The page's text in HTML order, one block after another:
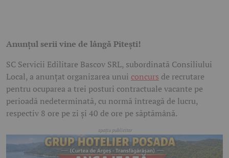
Anunțul serii vine de lângă Pitești!
SC Servicii Edilitare Bascov SRL, subordinată Consiliului
Local, a anunțat organizarea unui concurs de recrutare
pentru ocuparea a trei posturi contractuale vacante pe
perioadă nedeterminată, cu normă întreagă de lucru,
respectiv 8 ore pe zi și 40 de ore pe săptămână.